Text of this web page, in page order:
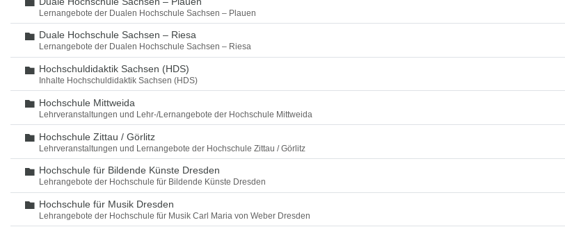
Lernangebote der Dualen Hochschule Sachsen – Plauen
Ordner
Duale Hochschule Sachsen – Riesa
Lernangebote der Dualen Hochschule Sachsen – Riesa
Ordner
Hochschuldidaktik Sachsen (HDS)
Inhalte Hochschuldidaktik Sachsen (HDS)
Ordner
Hochschule Mittweida
Lehrveranstaltungen und Lehr-/Lernangebote der Hochschule Mittweida
Ordner
Hochschule Zittau / Görlitz
Lehrveranstaltungen und Lernangebote der Hochschule Zittau / Görlitz
Ordner
Hochschule für Bildende Künste Dresden
Lehrangebote der Hochschule für Bildende Künste Dresden
Ordner
Hochschule für Musik Dresden
Lehrangebote der Hochschule für Musik Carl Maria von Weber Dresden